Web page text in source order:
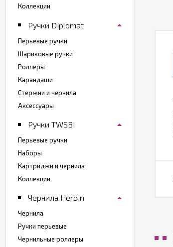
Коллекции
Ручки Diplomat
Перьевые ручки
Шариковые ручки
Роллеры
Карандаши
Стержни и чернила
Аксессуары
Ручки TWSBI
Перьевые ручки
Наборы
Картриджи и чернила
Коллекции
Чернила Herbin
Чернила
Ручки перьевые
Чернильные роллеры